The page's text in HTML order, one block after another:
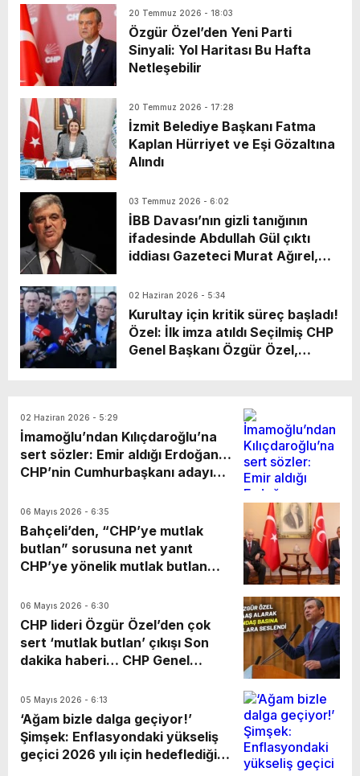
getirildiği Cumhuriyet Halk
Partisi Sözcüsü Müslim Sarı MYK
toplantısı sonrasında yaptığı
açıklamada partiden istifa eden
üye sayısının “500 bin
20 Temmuz 2026 - 18:03
Özgür Özel’den Yeni Parti
Sinyali: Yol Haritası Bu Hafta
Netleşebilir
20 Temmuz 2026 - 17:28
İzmit Belediye Başkanı Fatma
Kaplan Hürriyet ve Eşi Gözaltına
Alındı
03 Temmuz 2026 - 6:02
İBB Davası’nın gizli tanığının
ifadesinde Abdullah Gül çıktı
iddiası Gazeteci Murat Ağırel,
dosyaya eklenen evraklarda yer
aldığı öne sürülen gizli tanık
“Ceviz”in ifadesine ulaştı.
İfadelerde en çok dikkat çeken
bölüm ise eski Cumhurbaşkanı
02 Haziran 2026 - 5:34
Kurultay için kritik süreç başladı!
Özel: İlk imza atıldı Seçilmiş CHP
Genel Başkanı Özgür Özel,
bulmuyoruz. Tüm Türkiye’den
hızlı bir şekilde imzalar atılıyor.
550’nin biraz üzerinde imzaya
ihtiyaç var” dedi.
02 Haziran 2026 - 5:29
İmamoğlu’ndan Kılıçdaroğlu’na
sert sözler: Emir aldığı Erdoğan…
CHP’nin Cumhurbaşkanı adayı
yönetiminde yaşanan son
gelişmelere ilişkin sessizliğini
bozdu. Mevcut genel merkezi
“sarayın yargı marifetiyle
kurduğu bir operasyon” olarak
anlayışını “siyasi kayyımlık” ve
“dâhili bedhah” sözleriyle
açıkladı.
06 Mayıs 2026 - 6:35
Bahçeli’den, “CHP’ye mutlak
butlan” sorusuna net yanıt
CHP’ye yönelik mutlak butlan
veren MHP Genel Başkanı Devlet
Bahçeli, “CHP’nin içinin
karıştırılması, parçalanması,
hukuki yönden zedelenmesine
edilmemesini temenni ederiz”
dedi.
06 Mayıs 2026 - 6:30
CHP lideri Özgür Özel’den çok
sert ‘mutlak butlan’ çıkışı Son
dakika haberi… CHP Genel
kurultay iptal davası hakkında
yaptığı açıklamada, “Yandaş
basına çıkanlara, her akşam
ücreti karşılığında partisini
tartıştıranlara, umuduna butlana
05 Mayıs 2026 - 6:13
‘Ağam bizle dalga geçiyor!’
Şimşek: Enflasyondaki yükseliş
geçici 2026 yılı için hedeflediği